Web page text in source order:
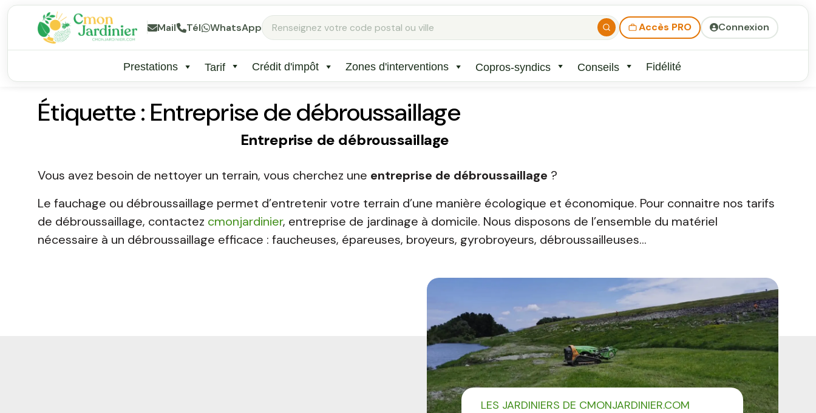
Mail Tél WhatsApp
Rechercher
:
Accès PRO Connexion
Prestations Tarif Crédit d'impôt Zones d'interventions Copros-syndics Conseils Fidélité
Étiquette : Entreprise de débroussaillage
Entreprise de débroussaillage
Vous avez besoin de nettoyer un terrain, vous cherchez une entreprise de débroussaillage ?
Le fauchage ou débroussaillage permet d’entretenir votre terrain d’une manière écologique et économique. Pour connaitre nos tarifs
de débroussaillage, contactez cmonjardinier, entreprise de jardinage à domicile. Nous disposons de l’ensemble du matériel
nécessaire à un débroussaillage efficace : faucheuses, épareuses, broyeurs, gyrobroyeurs, débroussailleuses…
LES JARDINIERS DE CMONJARDINIER.COM